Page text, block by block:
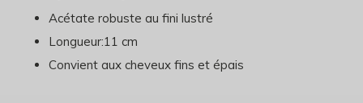
Acétate robuste au fini lustré
Longueur:11 cm
Convient aux cheveux fins et épais